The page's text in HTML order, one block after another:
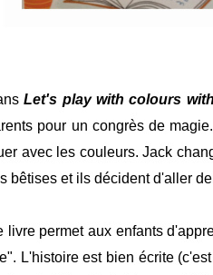
Let's play with colours
pour un congrès de
avec les couleurs. Jack
bêtises et ils décident d'aller
livre permet aux enfants
L'histoire est bien écrite